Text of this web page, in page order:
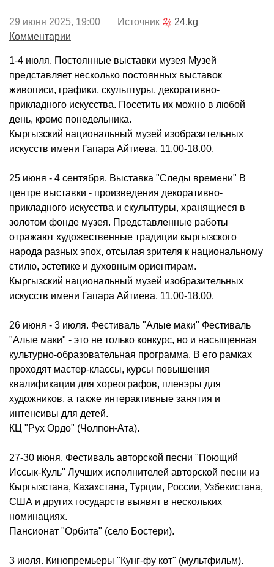
29 июня 2025, 19:00 Источник
24.kg
Комментарии
1-4 июля. Постоянные выставки музея Музей
представляет несколько постоянных выставок
живописи, графики, скульптуры, декоративно-
прикладного искусства. Посетить их можно в любой
день, кроме понедельника.
Кыргызский национальный музей изобразительных
искусств имени Гапара Айтиева, 11.00-18.00.
25 июня - 4 сентября. Выставка "Следы времени" В
центре выставки - произведения декоративно-
прикладного искусства и скульптуры, хранящиеся в
золотом фонде музея. Представленные работы
отражают художественные традиции кыргызского
народа разных эпох, отсылая зрителя к национальному
стилю, эстетике и духовным ориентирам.
Кыргызский национальный музей изобразительных
искусств имени Гапара Айтиева, 11.00-18.00.
26 июня - 3 июля. Фестиваль "Алые маки" Фестиваль
"Алые маки" - это не только конкурс, но и насыщенная
культурно-образовательная программа. В его рамках
проходят мастер-классы, курсы повышения
квалификации для хореографов, пленэры для
художников, а также интерактивные занятия и
интенсивы для детей.
КЦ "Рух Ордо" (Чолпон-Ата).
27-30 июня. Фестиваль авторской песни "Поющий
Иссык-Куль" Лучших исполнителей авторской песни из
Кыргызстана, Казахстана, Турции, России, Узбекистана,
США и других государств выявят в нескольких
номинациях.
Пансионат "Орбита" (село Бостери).
3 июля. Кинопремьеры "Кунг-фу кот" (мультфильм).